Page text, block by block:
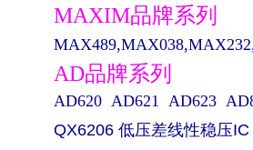
MAXIM品牌系列
AD品牌系列
AD620 AD621 AD623
QX6206 低压差线性稳压IC